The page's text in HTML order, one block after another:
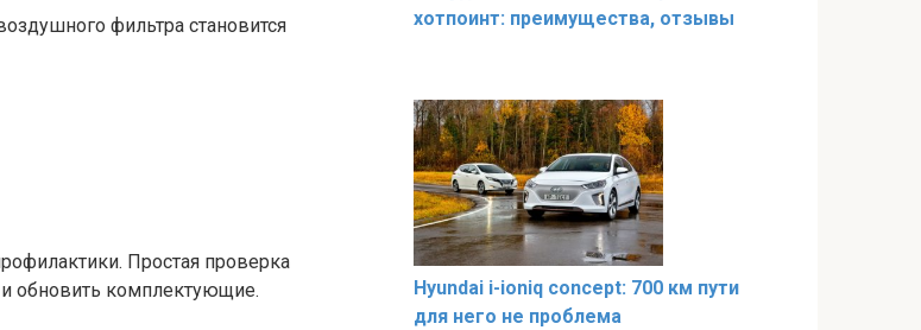
фильтра становится
Простая проверка
и обновить комплектующие.
хотпоинт: преимущества, отзывы
Hyundai i-ioniq concept: 700 км пути
для него не проблема